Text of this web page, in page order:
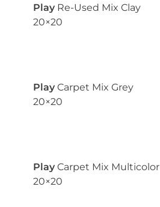
Play Re-Used Mix Clay
20×20
Play Carpet Mix Grey
20×20
Play Carpet Mix Multicolor
20×20